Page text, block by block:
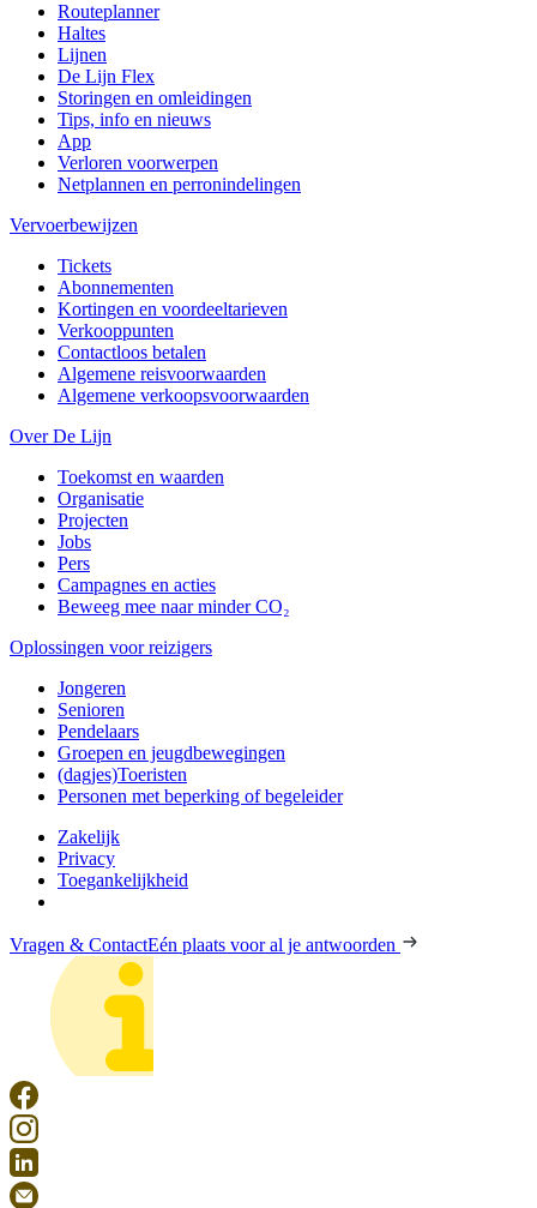
Routeplanner
Haltes
Lijnen
De Lijn Flex
Storingen en omleidingen
Tips, info en nieuws
App
Verloren voorwerpen
Netplannen en perronindelingen
Vervoerbewijzen
Tickets
Abonnementen
Kortingen en voordeeltarieven
Verkooppunten
Contactloos betalen
Algemene reisvoorwaarden
Algemene verkoopsvoorwaarden
Over De Lijn
Toekomst en waarden
Organisatie
Projecten
Jobs
Pers
Campagnes en acties
Beweeg mee naar minder CO₂
Oplossingen voor reizigers
Jongeren
Senioren
Pendelaars
Groepen en jeugdbewegingen
(dagjes)Toeristen
Personen met beperking of begeleider
Zakelijk
Privacy
Toegankelijkheid
Vragen & ContactEén plaats voor al je antwoorden